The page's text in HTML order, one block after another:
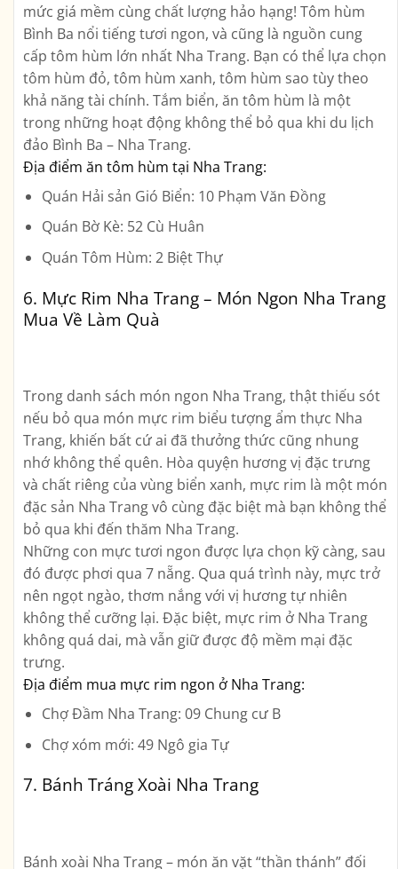
mức giá mềm cùng chất lượng hảo hạng! Tôm hùm
Bình Ba nổi tiếng tươi ngon, và cũng là nguồn cung
cấp tôm hùm lớn nhất Nha Trang. Bạn có thể lựa chọn
tôm hùm đỏ, tôm hùm xanh, tôm hùm sao tùy theo
khả năng tài chính. Tắm biển, ăn tôm hùm là một
trong những hoạt động không thể bỏ qua khi du lịch
đảo Bình Ba – Nha Trang.
Địa điểm ăn tôm hùm tại Nha Trang:
Quán Hải sản Gió Biển: 10 Phạm Văn Đồng
Quán Bờ Kè: 52 Cù Huân
Quán Tôm Hùm: 2 Biệt Thự
6. Mực Rim Nha Trang – Món Ngon Nha Trang
Mua Về Làm Quà
Trong danh sách món ngon Nha Trang, thật thiếu sót
nếu bỏ qua món mực rim biểu tượng ẩm thực Nha
Trang, khiến bất cứ ai đã thưởng thức cũng nhung
nhớ không thể quên. Hòa quyện hương vị đặc trưng
và chất riêng của vùng biển xanh, mực rim là một món
đặc sản Nha Trang vô cùng đặc biệt mà bạn không thể
bỏ qua khi đến thăm Nha Trang.
Những con mực tươi ngon được lựa chọn kỹ càng, sau
đó được phơi qua 7 nẵng. Qua quá trình này, mực trở
nên ngọt ngào, thơm nắng với vị hương tự nhiên
không thể cưỡng lại. Đặc biệt, mực rim ở Nha Trang
không quá dai, mà vẫn giữ được độ mềm mại đặc
trưng.
Địa điểm mua mực rim ngon ở Nha Trang:
Chợ Đầm Nha Trang: 09 Chung cư B
Chợ xóm mới: 49 Ngô gia Tự
7. Bánh Tráng Xoài Nha Trang
Bánh xoài Nha Trang – món ăn vặt “thần thánh” đối